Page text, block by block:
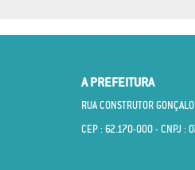
A PREFEITURA
RUA CONSTRUTOR
CEP : 62.170­-000 - CNPJ :